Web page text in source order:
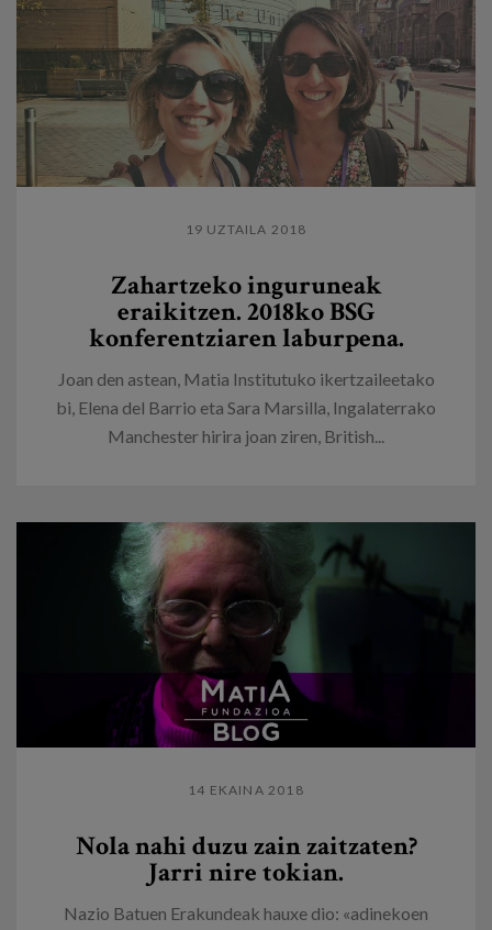
19 UZTAILA 2018
Zahartzeko inguruneak
eraikitzen. 2018ko BSG
konferentziaren laburpena.
Joan den astean, Matia Institutuko ikertzaileetako
bi, Elena del Barrio eta Sara Marsilla, Ingalaterrako
Manchester hirira joan ziren, British...
14 EKAINA 2018
Nola nahi duzu zain zaitzaten?
Jarri nire tokian.
Nazio Batuen Erakundeak hauxe dio: «adinekoen